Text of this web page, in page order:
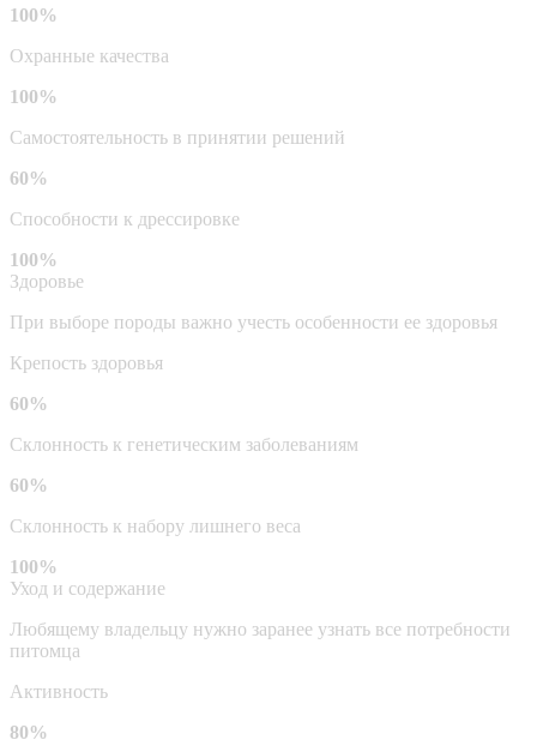
100%
Охранные качества
100%
Самостоятельность в принятии решений
60%
Способности к дрессировке
100%
Здоровье
При выборе породы важно учесть особенности ее здоровья
Крепость здоровья
60%
Склонность к генетическим заболеваниям
60%
Склонность к набору лишнего веса
100%
Уход и содержание
Любящему владельцу нужно заранее узнать все потребности
питомца
Активность
80%